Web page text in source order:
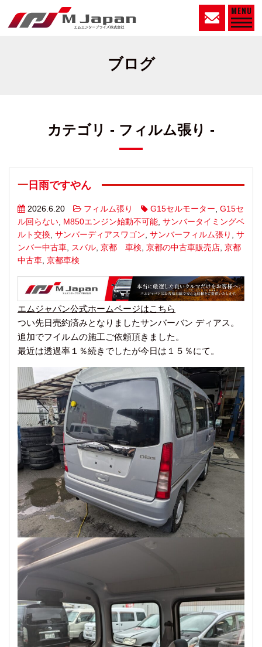
MENU
ブログ
カテゴリ - フィルム張り -
一日雨ですやん
2026.6.20 フィルム張り G15セルモーター, G15セ
ル回らない, M850エンジン始動不可能, サンバータイミングベ
ルト交換, サンバーディアスワゴン, サンバーフィルム張り , サ
ンバー中古車, スバル, 京都 車検, 京都の中古車販売店, 京都
中古車, 京都車検
エムジャパン公式ホームページはこちら
つい先日売約済みとなりましたサンバーバン ディアス。
追加でフイルムの施工ご依頼頂きました。
最近は透過率１％続きでしたが今日は１５％にて。